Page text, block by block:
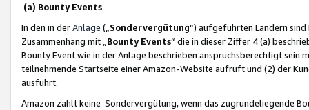
(a) Bounty Events
In den in derAnlage („ Sondervergütung“) aufgeführten Ländern
Zusammenhang mit „ Bounty Events“ die in dieser Ziffer 4 (a)
Bounty Event wie in der Anlage beschrieben anspruchsberechtigt sein
teilnehmende Startseite einer Amazon-Website aufruft und (2) der
ausführt.
Amazon zahlt keine Sondervergütung, wenn das zugrundeliegende